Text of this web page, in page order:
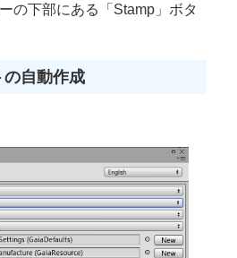
の下部にある「Stamp」ボタ
自動作成